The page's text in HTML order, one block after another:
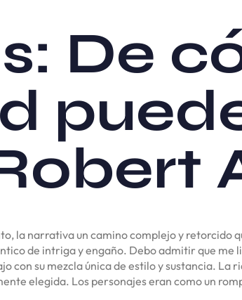
De
la narrativa un camino complejo y retorcido
de intriga y engaño. Debo admitir que
con su mezcla única de estilo y sustancia. La
elegida. Los personajes eran como un